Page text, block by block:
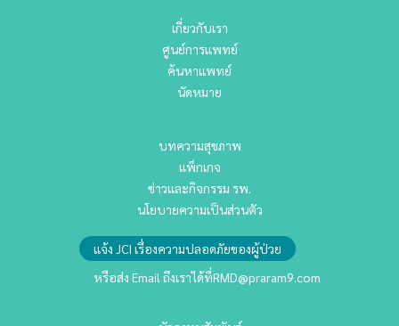
เกี่ยวกับเรา
ศูนย์การแพทย์
ค้นหาแพทย์
นัดหมาย
บทความสุขภาพ
แพ็กเกจ
ข่าวและกิจกรรม รพ.
นโยบายความเป็นส่วนตัว
แจ้ง JCI เรื่องความปลอดภัยของผู้ป่วย
หรือส่ง Email ถึงเราได้ที่RMD@praram9.com